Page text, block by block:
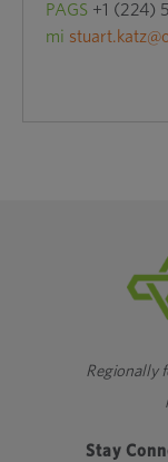
PAGS +1 (224)
mi
Regionally
Stay